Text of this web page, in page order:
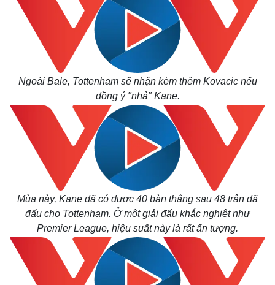
Ngoài Bale, Tottenham sẽ nhận kèm thêm Kovacic nếu
đồng ý "nhả" Kane.
Mùa này, Kane đã có được 40 bàn thắng sau 48 trận đã
đấu cho Tottenham. Ở một giải đấu khắc nghiệt như
Premier League, hiệu suất này là rất ấn tượng.